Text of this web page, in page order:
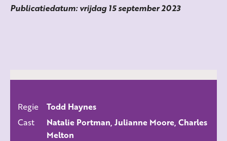
Publicatiedatum: vrijdag 15 september 2023
Regie
Todd Haynes
Cast
Natalie Portman, Julianne Moore, Charles
Melton